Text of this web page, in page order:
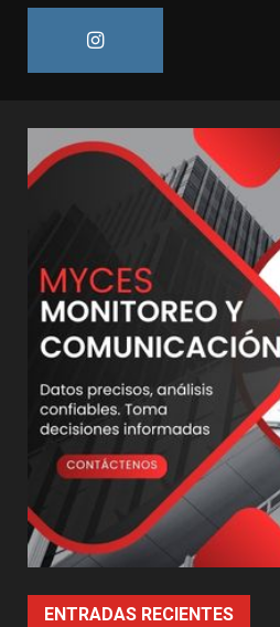
ENTRADAS RECIENTES